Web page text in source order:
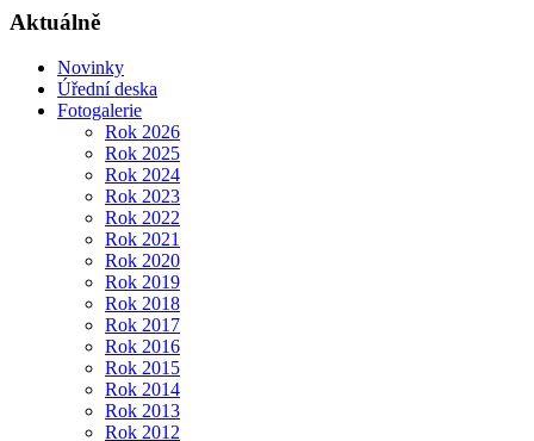
Aktuálně
Novinky
Úřední deska
Fotogalerie
Rok 2026
Rok 2025
Rok 2024
Rok 2023
Rok 2022
Rok 2021
Rok 2020
Rok 2019
Rok 2018
Rok 2017
Rok 2016
Rok 2015
Rok 2014
Rok 2013
Rok 2012